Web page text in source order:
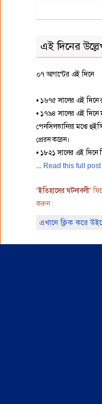
এই দিনের
০৭ আগস্টের এই দিনে
• ১৬৭৫ সালের এই দিনে
• ১৭৯৪ সালের এই দিনে
পেনসিলভানিয়া মধ্যে
প্রেরন করেন।
• ১৮২১ সালের এই দিনে
Read this full post
"ইতিহাসের ঘটনাবলী"
করুন :
এখানে ক্লিক করে